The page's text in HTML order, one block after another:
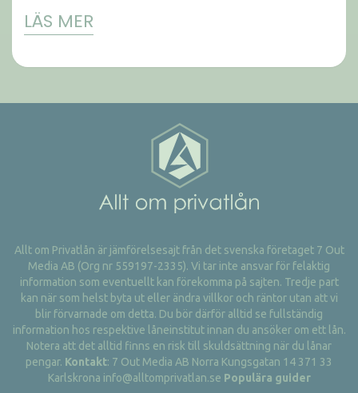
LÄS MER
Allt om Privatlån är jämförelsesajt från det svenska företaget 7 Out
Media AB (Org nr 559197-2335). Vi tar inte ansvar för felaktig
information som eventuellt kan förekomma på sajten. Tredje part
kan när som helst byta ut eller ändra villkor och räntor utan att vi
blir förvarnade om detta. Du bör därför alltid se fullständig
information hos respektive låneinstitut innan du ansöker om ett lån.
Notera att det alltid finns en risk till skuldsättning när du lånar
pengar. Kontakt: 7 Out Media AB Norra Kungsgatan 14 371 33
Karlskrona info@alltomprivatlan.se Populära guider